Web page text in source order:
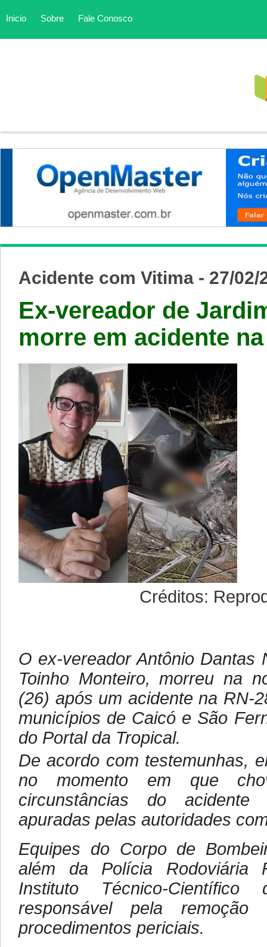
Inicio Sobre Fale Conosco
Acidente com Vitima - 27/02/
Ex-vereador de
morre em acidente na
Créditos:
O ex-vereador Antônio Dantas
Toinho Monteiro, morreu na
(26) após um acidente na RN-
municípios de Caicó e São
do Portal da Tropical.
De acordo com testemunhas,
no momento em que
circunstâncias do
apuradas pelas autoridades
Equipes do Corpo de
além da Polícia Rodoviária
Instituto Técnico-
responsável pela
procedimentos periciais.